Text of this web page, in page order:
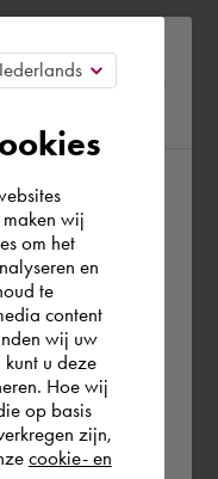
in Rest of
country
wij
om het
en
te
content
wij uw
u deze
Hoe wij
op basis
zijn,
cookie- en